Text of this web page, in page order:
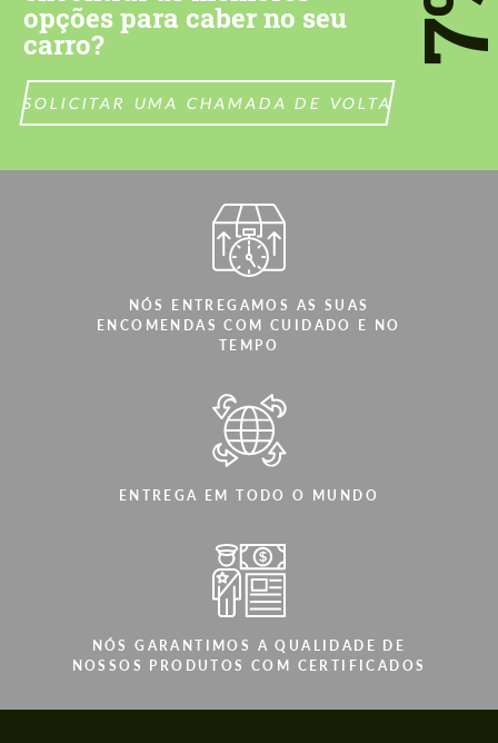
opções para caber no seu
carro?
SOLICITAR UMA CHAMADA DE VOLTA
NÓS ENTREGAMOS AS SUAS
ENCOMENDAS COM CUIDADO E NO
TEMPO
ENTREGA EM TODO O MUNDO
NÓS GARANTIMOS A QUALIDADE DE
NOSSOS PRODUTOS COM CERTIFICADOS
CONTACTE-ME
CONTACTE-ME